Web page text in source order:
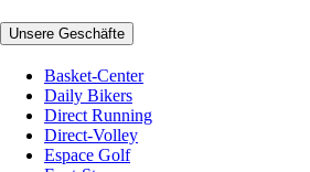
Unsere Geschäfte
Basket-Center
Daily Bikers
Direct Running
Direct-Volley
Espace Golf